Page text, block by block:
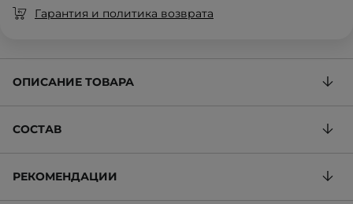
Гарантия и политика возврата
ОПИСАНИЕ ТОВАРА
СОСТАВ
РЕКОМЕНДАЦИИ